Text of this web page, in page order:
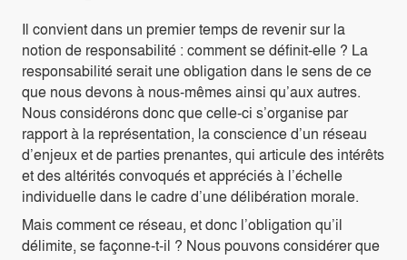
Il convient dans un premier temps de revenir sur la
notion de responsabilité : comment se définit-elle ? La
responsabilité serait une obligation dans le sens de ce
que nous devons à nous-mêmes ainsi qu’aux autres.
Nous considérons donc que celle-ci s’organise par
rapport à la représentation, la conscience d’un réseau
d’enjeux et de parties prenantes, qui articule des intérêts
et des altérités convoqués et appréciés à l’échelle
individuelle dans le cadre d’une délibération morale.
Mais comment ce réseau, et donc l’obligation qu’il
délimite, se façonne-t-il ? Nous pouvons considérer que